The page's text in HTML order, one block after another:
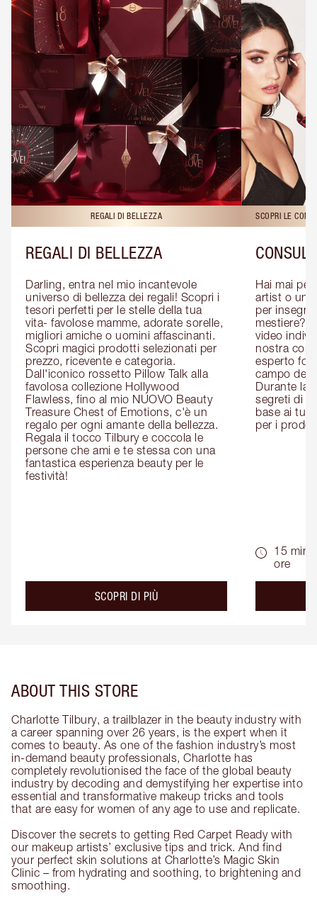
REGALI DI BELLEZZA
REGALI DI BELLEZZA
Darling, entra nel mio incantevole
universo di bellezza dei regali! Scopri i
tesori perfetti per le stelle della tua
vita- favolose mamme, adorate sorelle,
migliori amiche o uomini affascinanti.
Scopri magici prodotti selezionati per
prezzo, ricevente e categoria.
Dall'iconico rossetto Pillow Talk alla
favolosa collezione Hollywood
Flawless, fino al mio NUOVO Beauty
Treasure Chest of Emotions, c'è un
regalo per ogni amante della bellezza.
Regala il tocco Tilbury e coccola le
persone che ami e te stessa con una
fantastica esperienza beauty per le
festività!
SCOPRI DI PIÙabout the
SCOPRI LE
Hai mai
artist o un
per
mestiere?
video
nostra
esperto
campo del
Durante la
segreti di
base ai
per i
15 min
ore
ABOUT THIS STORE
Charlotte Tilbury, a trailblazer in the beauty industry with
a career spanning over 26 years, is the expert when it
comes to beauty. As one of the fashion industry’s most
in-demand beauty professionals, Charlotte has
completely revolutionised the face of the global beauty
industry by decoding and demystifying her expertise into
essential and transformative makeup tricks and tools
that are easy for women of any age to use and replicate.
Discover the secrets to getting Red Carpet Ready with
our makeup artists’ exclusive tips and trick. And find
your perfect skin solutions at Charlotte’s Magic Skin
Clinic – from hydrating and soothing, to brightening and
smoothing.